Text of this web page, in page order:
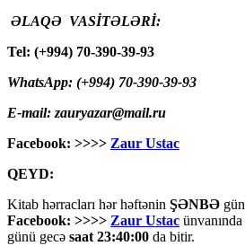
ƏLAQƏ VASİTƏLƏRİ:
Tel: (+994) 70-390-39-93
WhatsApp: (+994) 70-390-39-93
E-mail: zauryazar@mail.ru
Facebook: >>>> Zaur Ustac
QEYD:
Kitab hərracları hər həftənin ŞƏNBƏ
Facebook: >>>> Zaur Ustac
günü gecə saat 23:40:00 da bitir.